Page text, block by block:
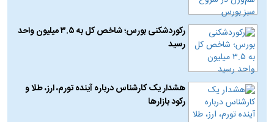
رکوردشکنی بورس؛ شاخص کل به ۳.۵ میلیون واحد
رسید
هشدار یک کارشناس درباره آینده تورم، ارز، طلا و
رکود بازارها